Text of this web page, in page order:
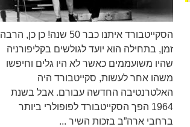
הסקייטבורד איתנו כבר 50 שנה! כן כן, הרבה
זמן, בתחילה הוא יועד לגולשים בקליפורניה
שהיו משועממים כאשר לא היו גלים וחיפשו
משהו אחר לעשות, סקייטבורד היה
האלטרנטיבה החדשה עבורם. אבל בשנת
1964 הפך הסקייטבורד לפופולרי ביותר
ברחבי ארה”ב בזכות השיר ...